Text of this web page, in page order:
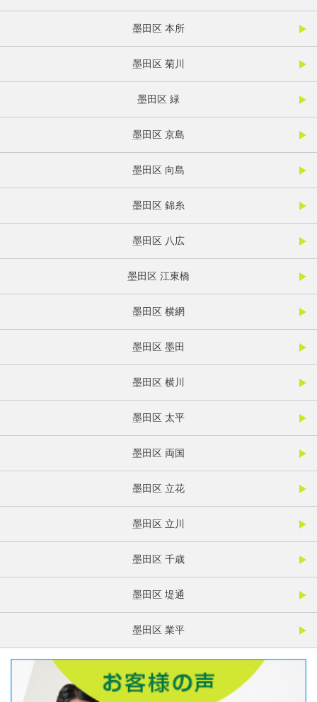
墨田区 本所
墨田区 菊川
墨田区 緑
墨田区 京島
墨田区 向島
墨田区 錦糸
墨田区 八広
墨田区 江東橋
墨田区 横網
墨田区 墨田
墨田区 横川
墨田区 太平
墨田区 両国
墨田区 立花
墨田区 立川
墨田区 千歳
墨田区 堤通
墨田区 業平